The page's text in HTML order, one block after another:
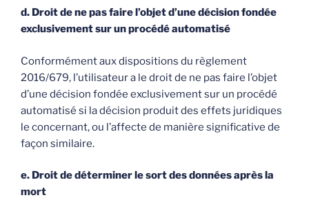
d. Droit de ne pas faire l’objet d’une décision fondée
exclusivement sur un procédé automatisé
Conformément aux dispositions du règlement
2016/679, l’utilisateur a le droit de ne pas faire l’objet
d’une décision fondée exclusivement sur un procédé
automatisé si la décision produit des effets juridiques
le concernant, ou l’affecte de manière significative de
façon similaire.
e. Droit de déterminer le sort des données après la
mort